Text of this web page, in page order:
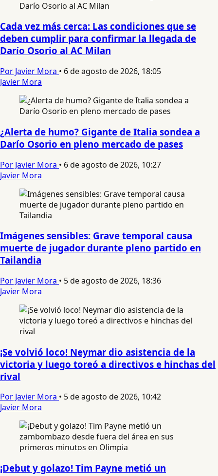
Cada vez más cerca: Las condiciones que se
deben cumplir para confirmar la llegada de
Darío Osorio al AC Milan
Por Javier Mora • 6 de agosto de 2026, 18:05
Javier Mora
¿Alerta de humo? Gigante de Italia sondea a
Darío Osorio en pleno mercado de pases
Por Javier Mora • 6 de agosto de 2026, 10:27
Javier Mora
Imágenes sensibles: Grave temporal causa
muerte de jugador durante pleno partido en
Tailandia
Por Javier Mora • 5 de agosto de 2026, 18:36
Javier Mora
¡Se volvió loco! Neymar dio asistencia de la
victoria y luego toreó a directivos e hinchas del
rival
Por Javier Mora • 5 de agosto de 2026, 10:42
Javier Mora
¡Debut y golazo! Tim Payne metió un